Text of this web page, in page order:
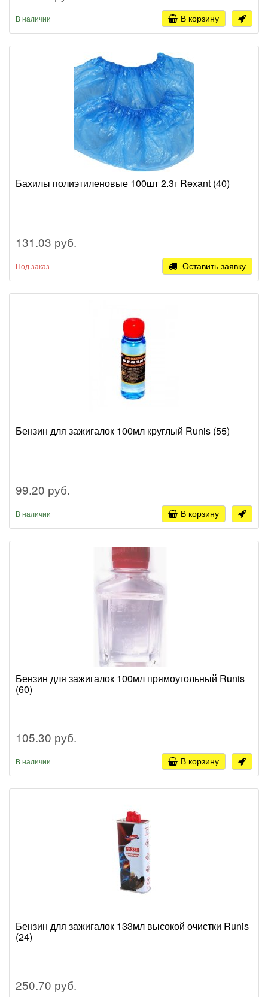
В наличии В корзину
Бахилы полиэтиленовые 100шт 2.3г Rexant (40)
131.03 руб.
Под заказ Оставить заявку
Бензин для зажигалок 100мл круглый Runis (55)
99.20 руб.
В наличии В корзину
Бензин для зажигалок 100мл прямоугольный Runis
(60)
105.30 руб.
В наличии В корзину
Бензин для зажигалок 133мл высокой очистки Runis
(24)
250.70 руб.